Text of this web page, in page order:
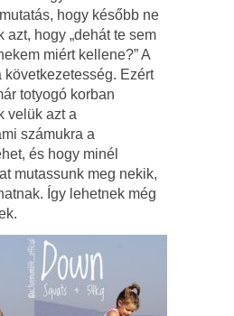
hogy később ne
azt, hogy „dehát te sem
miért kellene?” A
következetesség. Ezért
totyogó korban
velük azt a
számukra a
és hogy minél
mutassunk meg nekik,
Így lehetnek még